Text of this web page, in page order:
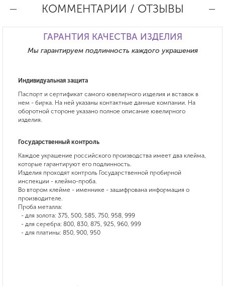
КОММЕНТАРИИ / ОТЗЫВЫ
ГАРАНТИЯ КАЧЕСТВА ИЗДЕЛИЯ
Мы гарантируем подлинность каждого украшения
Индивидуальная защита
Паспорт и сертификат самого ювелирного изделия и вставок в
нем - бирка. На ней указаны контактные данные компании. На
оборотной стороне указано полное описание ювелирного
изделия.
Государственный контроль
Каждое украшение российского производства имеет два клейма,
которые гарантируют его подлинность.
Изделия проходят контроль Государственной пробирной
инспекции - клеймо-проба.
Во втором клейме - именнике - зашифрована информация о
производителе.
Проба металла:
- для золота: 375, 500, 585, 750, 958, 999
- для серебра: 800, 830, 875, 925, 960, 999
- для платины: 850, 900, 950